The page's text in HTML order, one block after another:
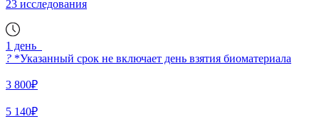
23 исследования
1 день
? *Указанный срок не включает день взятия биоматериала
3 800₽
5 140₽